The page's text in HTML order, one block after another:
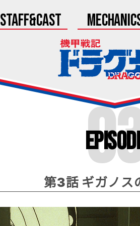
Staff&Cast
第3話 ギガノス